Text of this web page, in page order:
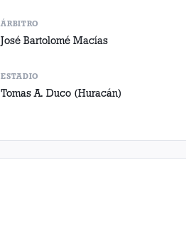
ÁRBITRO
José Bartolomé Macías
ESTADIO
Tomas A. Duco (Huracán)